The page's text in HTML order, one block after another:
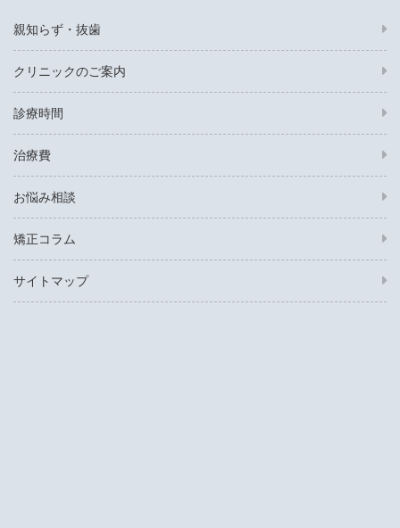
親知らず・抜歯
クリニックのご案内
診療時間
治療費
お悩み相談
矯正コラム
サイトマップ